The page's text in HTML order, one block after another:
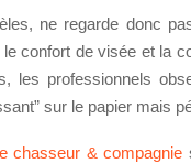
ne regarde donc
confort de visée et la
les professionnels
sur le papier mais
chasseur & compagnie